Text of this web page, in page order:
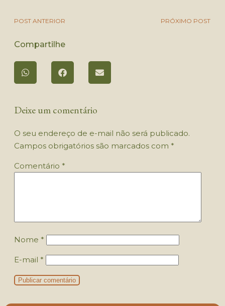
POST ANTERIOR PRÓXIMO POST
Compartilhe
Deixe um comentário
O seu endereço de e-mail não será publicado.
Campos obrigatórios são marcados com *
Comentário *
Nome *
E-mail *